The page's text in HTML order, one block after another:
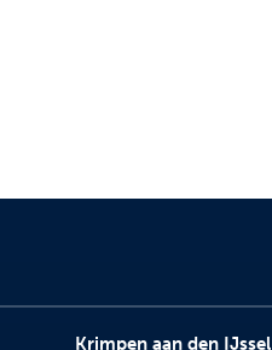
Krimpen aan den IJssel